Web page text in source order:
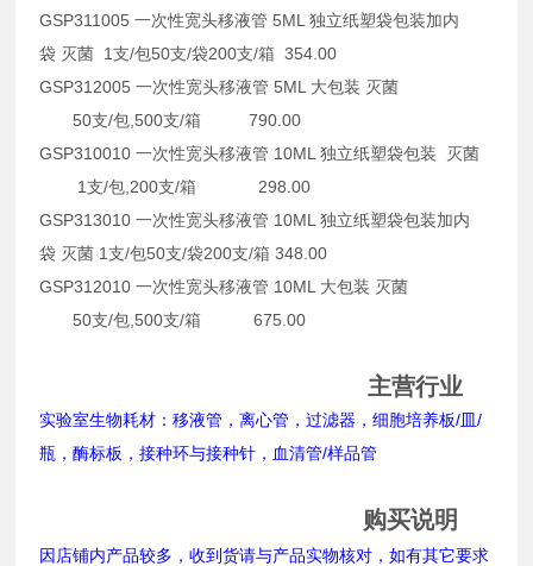
GSP311005 一次性宽头移液管 5ML 独立纸塑袋包装加内
袋 灭菌 1支/包50支/袋200支/箱 354.00
GSP312005 一次性宽头移液管 5ML 大包装 灭菌
50支/包,500支/箱 790.00
GSP310010 一次性宽头移液管 10ML 独立纸塑袋包装 灭菌
1支/包,200支/箱 298.00
GSP313010 一次性宽头移液管 10ML 独立纸塑袋包装加内
袋 灭菌 1支/包50支/袋200支/箱 348.00
GSP312010 一次性宽头移液管 10ML 大包装 灭菌
50支/包,500支/箱 675.00
主营行业
实验室生物耗材：移液管，离心管，过滤器，细胞培养板/皿/
瓶，酶标板，接种环与接种针，血清管/样品管
购买说明
因店铺内产品较多，收到货请与产品实物核对，如有其它要求